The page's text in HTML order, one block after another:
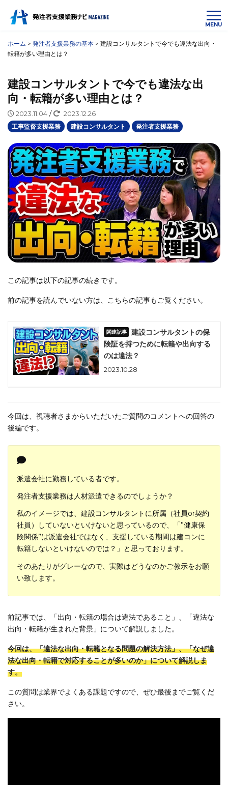
MENU
ホーム > 発注者支援業務の基本 > 建設コンサルタントで今でも違法な出向・
転籍が多い理由とは？
建設コンサルタントで今でも違法な出
向・転籍が多い理由とは？
2023.11.04 / 2023.12.26
工事監督支援業務 建設コンサルタント 発注者支援業務
この記事は以下の記事の続きです。
前の記事を読んでいない方は、こちらの記事もご覧ください。
建設コンサルタントの保
険証を持つために転籍や出向する
のは違法？
2023.10.28
今回は、視聴者さまからいただいたご質問のコメントへの回答の
後編です。
派遣会社に勤務している者です。
発注者支援業務は人材派遣できるのでしょうか？
私のイメージでは、建設コンサルタントに所属（社員or契約
社員）していないといけないと思っているので、「”健康保
険関係”は派遣会社ではなく、支援している期間は建コンに
転籍しないといけないのでは？」と思っております。
そのあたりがグレーなので、実際はどうなのかご教示をお願
い致します。
前記事では、「出向・転籍の場合は違法であること」、「違法な
出向・転籍が生まれた背景」について解説しました。
今回は、「違法な出向・転籍となる問題の解決方法」、「なぜ違
法な出向・転籍で対応することが多いのか」について解説しま
す。
この質問は業界でよくある課題ですので、ぜひ最後までご覧くだ
さい。